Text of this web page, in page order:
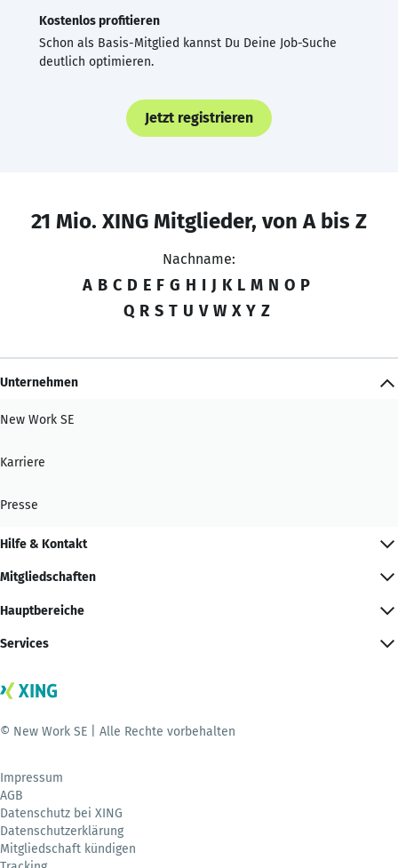
Kostenlos profitieren
Schon als Basis-Mitglied kannst Du Deine Job-Suche
deutlich optimieren.
Jetzt registrieren
21 Mio. XING Mitglieder, von A bis Z
Nachname:
A B C D E F G H I J K L M N O P
Q R S T U V W X Y Z
Unternehmen
New Work SE
Karriere
Presse
Hilfe & Kontakt
Mitgliedschaften
Hauptbereiche
Services
© New Work SE | Alle Rechte vorbehalten
Impressum
AGB
Datenschutz bei XING
Datenschutzerklärung
Mitgliedschaft kündigen